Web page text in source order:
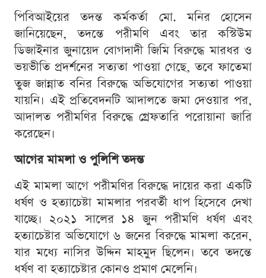
পিবিআইয়ের তদন্ত কর্মকর্তা মো. মনির হোসেন
জানিয়েছেন, তদন্তে পরীমণি এবং তার কস্টিউম
ডিজাইনার জুনায়েদ বোগদাদী জিমি বিরুদ্ধে মারধর ও
ভয়ভীতি প্রদর্শনের সত্যতা পাওয়া গেছে, তবে ফাতেমা
তুজ জান্নাত বনির বিরুদ্ধে অভিযোগের সত্যতা পাওয়া
যায়নি। এই প্রতিবেদনটি আদালতে জমা দেওয়ার পর,
আদালত পরীমণির বিরুদ্ধে গ্রেফতারি পরোয়ানা জারি
করেছেন।
আগের মামলা ও পুলিশি তদন্ত
এই মামলা আগে পরীমণির বিরুদ্ধে দায়ের করা একটি
ধর্ষণ ও হত্যাচেষ্টা মামলার পরবর্তী ধাপ হিসেবে দেখা
যাচ্ছে। ২০২১ সালের ১৪ জুন পরীমণি ধর্ষণ এবং
হত্যাচেষ্টার অভিযোগে ৬ জনের বিরুদ্ধে মামলা করেন,
যার মধ্যে নাসির উদ্দিন মাহমুদ ছিলেন। তবে তদন্তে
ধর্ষণ বা হত্যাচেষ্টার কোনও প্রমাণ মেলেনি।